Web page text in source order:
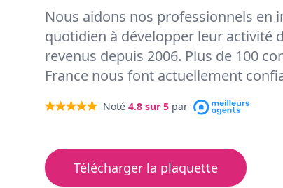
Nous aidons nos professionnels en
quotidien à développer leur activité
revenus depuis 2006. Plus de 100
France nous font actuellement
Noté 4.8 sur 5 par
Télécharger la plaquette